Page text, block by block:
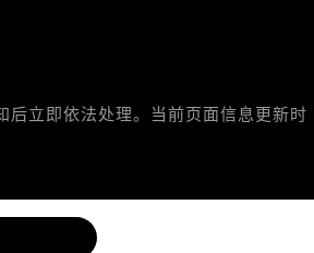
后立即依法处理。当前页面信息更新时